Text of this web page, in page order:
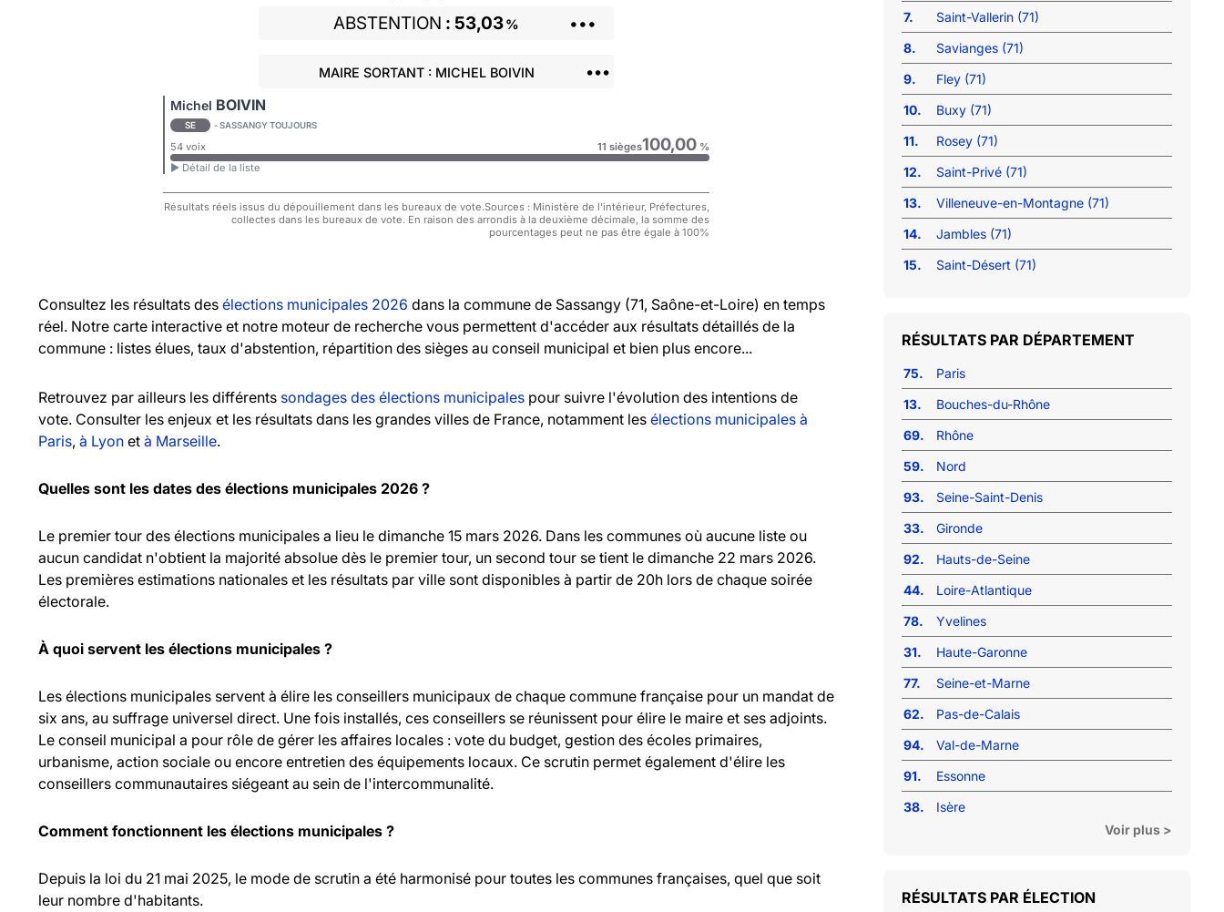
ABSTENTION 53,03% •••
MAIRE SORTANT : MICHEL BOIVIN •••
Michel BOIVIN
SE - SASSANGY TOUJOURS
54 voix 11 sièges100,00 %
► Détail de la liste
Résultats réels issus du dépouillement dans les bureaux de vote.Sources : Ministère de l'intérieur, Préfectures,
collectes dans les bureaux de vote. En raison des arrondis à la deuxième décimale, la somme des
pourcentages peut ne pas être égale à 100%
Consultez les résultats des élections municipales 2026 dans la commune de Sassangy (71, Saône-et-Loire) en temps
réel. Notre carte interactive et notre moteur de recherche vous permettent d'accéder aux résultats détaillés de la
commune : listes élues, taux d'abstention, répartition des sièges au conseil municipal et bien plus encore...
Retrouvez par ailleurs les différents sondages des élections municipales pour suivre l'évolution des intentions de
vote. Consulter les enjeux et les résultats dans les grandes villes de France, notamment les élections municipales à
Paris, à Lyon et à Marseille.
Quelles sont les dates des élections municipales 2026 ?
Le premier tour des élections municipales a lieu le dimanche 15 mars 2026. Dans les communes où aucune liste ou
aucun candidat n'obtient la majorité absolue dès le premier tour, un second tour se tient le dimanche 22 mars 2026.
Les premières estimations nationales et les résultats par ville sont disponibles à partir de 20h lors de chaque soirée
électorale.
À quoi servent les élections municipales ?
Les élections municipales servent à élire les conseillers municipaux de chaque commune française pour un mandat de
six ans, au suffrage universel direct. Une fois installés, ces conseillers se réunissent pour élire le maire et ses adjoints.
Le conseil municipal a pour rôle de gérer les affaires locales : vote du budget, gestion des écoles primaires,
urbanisme, action sociale ou encore entretien des équipements locaux. Ce scrutin permet également d'élire les
conseillers communautaires siégeant au sein de l'intercommunalité.
Comment fonctionnent les élections municipales ?
Depuis la loi du 21 mai 2025, le mode de scrutin a été harmonisé pour toutes les communes françaises, quel que soit
leur nombre d'habitants.
7.
Saint-Vallerin (71)
8.
Savianges (71)
9.
Fley (71)
10.
Buxy (71)
11.
Rosey (71)
12.
Saint-Privé (71)
13.
Villeneuve-en-Montagne (71)
14.
Jambles (71)
15.
Saint-Désert (71)
RÉSULTATS PAR DÉPARTEMENT
75.
Paris
13.
Bouches-du-Rhône
69.
Rhône
59.
Nord
93.
Seine-Saint-Denis
33.
Gironde
92.
Hauts-de-Seine
44.
Loire-Atlantique
78.
Yvelines
31.
Haute-Garonne
77.
Seine-et-Marne
62.
Pas-de-Calais
94.
Val-de-Marne
91.
Essonne
38.
Isère
Voir plus >
RÉSULTATS PAR ÉLECTION